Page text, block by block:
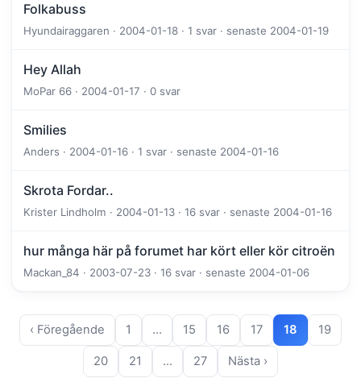
Folkabuss
Hyundairaggaren · 2004-01-18 · 1 svar · senaste 2004-01-19
Hey Allah
MoPar 66 · 2004-01-17 · 0 svar
Smilies
Anders · 2004-01-16 · 1 svar · senaste 2004-01-16
Skrota Fordar..
Krister Lindholm · 2004-01-13 · 16 svar · senaste 2004-01-16
hur många här på forumet har kört eller kör citroën
Mackan_84 · 2003-07-23 · 16 svar · senaste 2004-01-06
‹ Föregående 1 … 15 16 17 18 19
20 21 … 27 Nästa ›